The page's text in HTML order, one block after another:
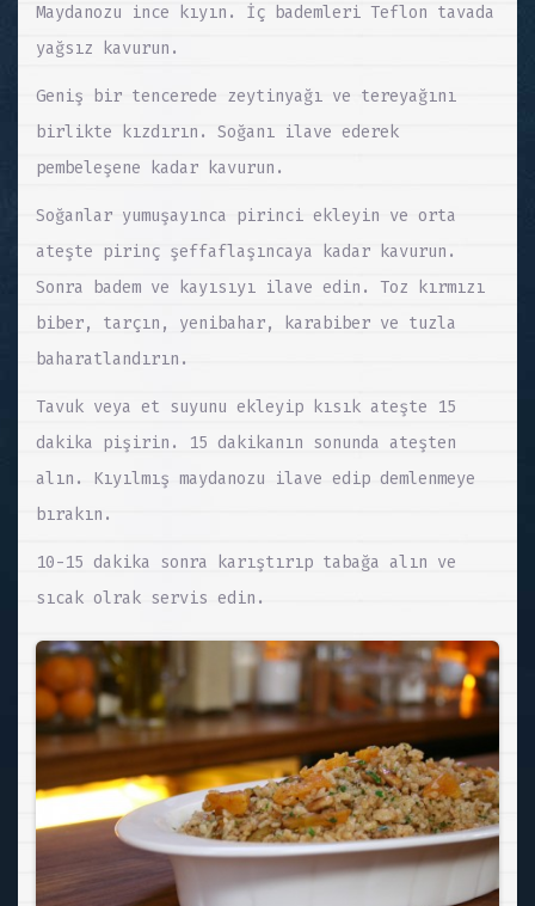
Maydanozu ince kıyın. İç bademleri Teflon tavada
yağsız kavurun.
Geniş bir tencerede zeytinyağı ve tereyağını
birlikte kızdırın. Soğanı ilave ederek
pembeleşene kadar kavurun.
Soğanlar yumuşayınca pirinci ekleyin ve orta
ateşte pirinç şeffaflaşıncaya kadar kavurun.
Sonra badem ve kayısıyı ilave edin. Toz kırmızı
biber, tarçın, yenibahar, karabiber ve tuzla
baharatlandırın.
Tavuk veya et suyunu ekleyip kısık ateşte 15
dakika pişirin. 15 dakikanın sonunda ateşten
alın. Kıyılmış maydanozu ilave edip demlenmeye
bırakın.
10-15 dakika sonra karıştırıp tabağa alın ve
sıcak olrak servis edin.